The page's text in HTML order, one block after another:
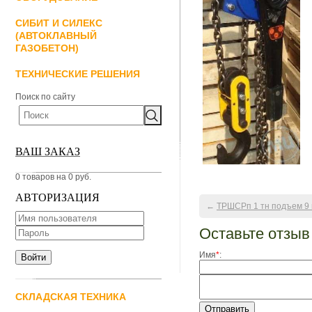
СИБИТ И СИЛЕКС
(АВТОКЛАВНЫЙ
ГАЗОБЕТОН)
ТЕХНИЧЕСКИЕ РЕШЕНИЯ
Поиск по сайту
ВАШ ЗАКАЗ
0 товаров на 0 руб.
АВТОРИЗАЦИЯ
СКЛАДСКАЯ ТЕХНИКА
← ТРШСРп 1 тн подъем 9
Оставьте отзыв
Имя*: